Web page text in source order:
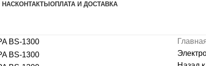
НАСКОНТАКТЫ ОПЛАТА И ДОСТАВКА